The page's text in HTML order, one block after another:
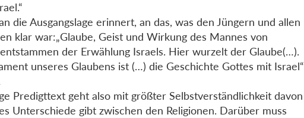
die Ausgangslage erinnert, an das, was den Jüngern und allen
klar war:„Glaube, Geist und Wirkung des Mannes von
der Erwählung Israels. Hier wurzelt der Glaube(…).
unseres Glaubens ist (…) die Geschichte Gottes mit Israel“
Predigttext geht also mit größter Selbstverständlichkeit davon
Unterschiede gibt zwischen den Religionen. Darüber muss